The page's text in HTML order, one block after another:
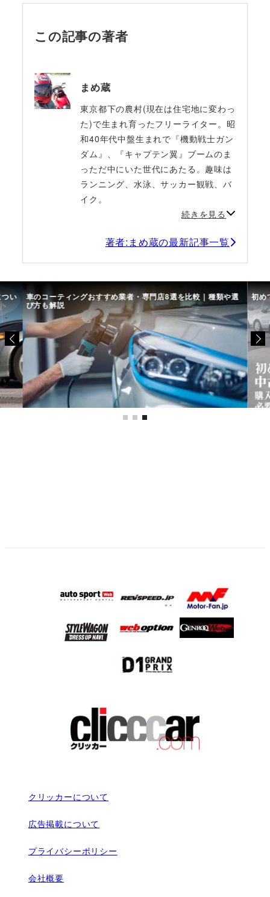
この記事の著者
まめ蔵
東京都下の農村(現在は住宅地に変わっ
た)で生まれ育ったフリーライター。昭
和40年代中盤生まれで『機動戦士ガン
ダム』、『キャプテン翼』ブームのま
っただ中にいた世代にあたる。趣味は
ランニング、水泳、サッカー観戦、バ
イク。
続きを見る
著者:まめ蔵の最新記事一覧
い 車のコーティングおすすめ業者・専門店8選を比較｜種類や選
び方も解説
初め
クリッカーについて
広告掲載について
プライバシーポリシー
会社概要